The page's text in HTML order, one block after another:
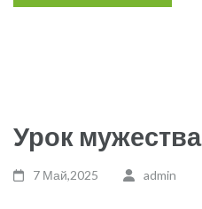
Урок мужества
7 Май,2025 admin